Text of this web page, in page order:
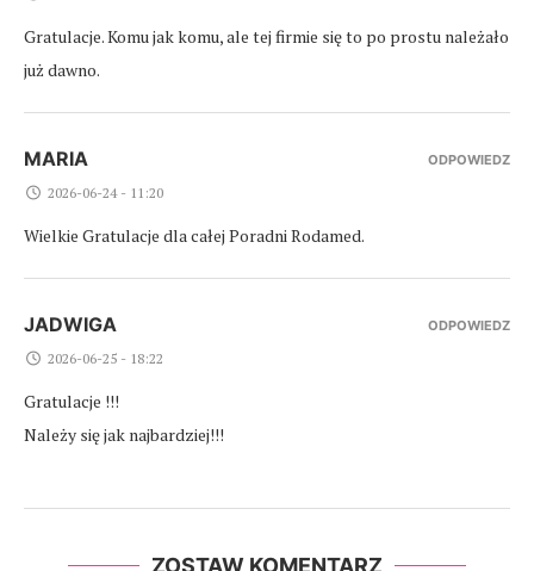
Gratulacje. Komu jak komu, ale tej firmie się to po prostu należało
już dawno.
MARIA
2026-06-24 - 11:20
Wielkie Gratulacje dla całej Poradni Rodamed.
ODPOWIEDZ
JADWIGA
2026-06-25 - 18:22
Gratulacje !!!
Należy się jak najbardziej!!!
ODPOWIEDZ
ZOSTAW KOMENTARZ